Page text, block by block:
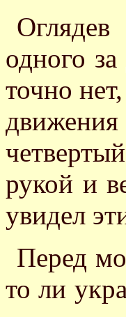
одного
точно
рукой и
увидел
Перед
то ли